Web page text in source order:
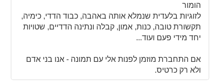
הומור
לזוגיות בלעדית שנמלא אותה באהבה, כבוד הדדי, כימיה,
תקשורת טובה, כנות, אמון, קבלה ונתינה הדדיים, שטויות
יחד מידי פעם ועוד...
אם התחברת מוזמן לפנות אלי עם תמונה - אנו בני אדם
ולא רק כרטיס.